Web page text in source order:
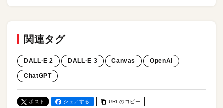
関連タグ
DALL·E 2 DALL·E 3 Canvas OpenAI
ChatGPT
ポスト シェアする URLのコピー